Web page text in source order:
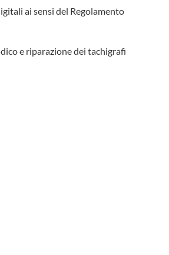
ai sensi del Regolamento
e riparazione dei tachigrafi